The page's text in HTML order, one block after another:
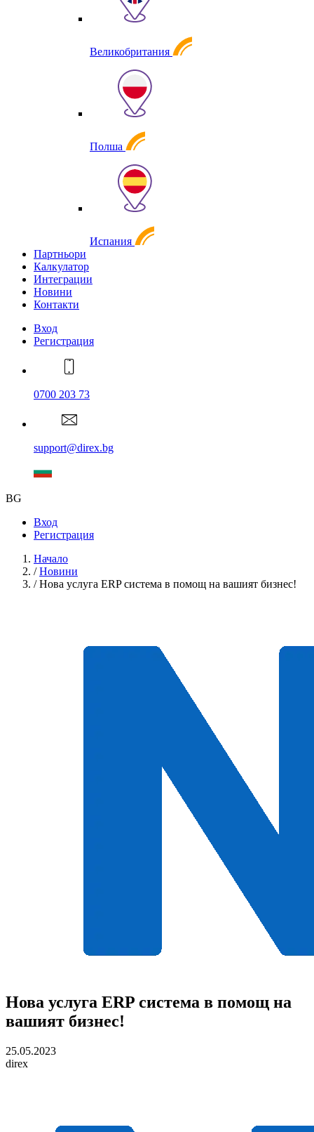
Великобритания
Полша
Испания
Партньори
Калкулатор
Интеграции
Новини
Контакти
Вход
Регистрация
0700 203 73
support@direx.bg
BG
Вход
Регистрация
Начало
/ Новини
/ Нова услуга ERP система в помощ на вашият бизнес!
Нова услуга ERP система в помощ на
вашият бизнес!
25.05.2023
direx